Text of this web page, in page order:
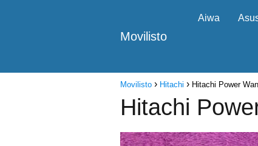
Movilisto
Aiwa
Movilisto Hitachi Hitachi Power
Hitachi